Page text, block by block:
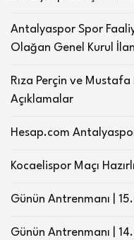
Antalyaspor Spor
Olağan Genel Kurul
Rıza Perçin ve
Açıklamalar
Hesap.com
Kocaelispor Maçı
Günün Antrenmanı |
Günün Antrenmanı |